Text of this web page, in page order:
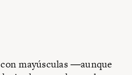
mayúsculas ―aunque